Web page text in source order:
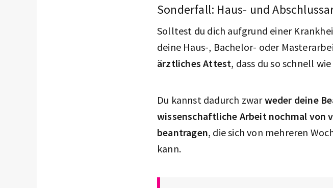
Sonderfall: Haus- und
Solltest du dich aufgrund einer
deine Haus-, Bachelor- oder
ärztliches Attest, dass du so schnell
Du kannst dadurch zwarweder deine
wissenschaftliche Arbeit nochmal von
beantragen, die sich von mehreren
kann.